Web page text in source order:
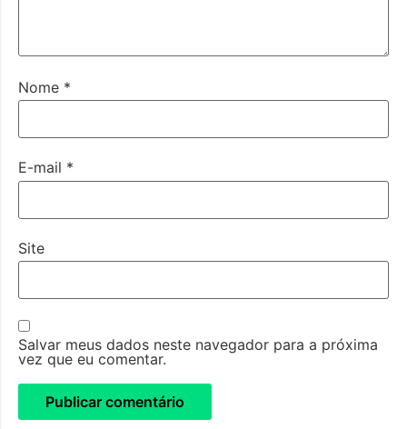
Nome *
E-mail *
Site
Salvar meus dados neste navegador para a próxima
vez que eu comentar.